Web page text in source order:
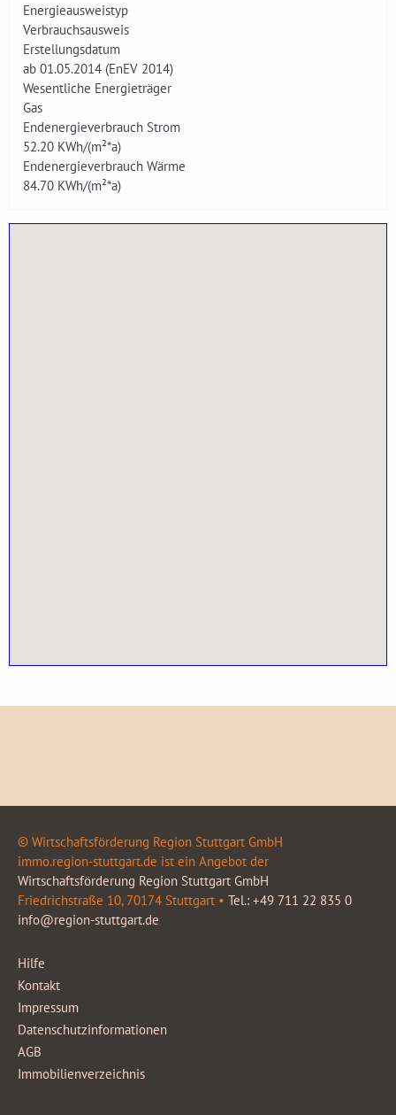
Energieausweistyp
Verbrauchsausweis
Erstellungsdatum
ab 01.05.2014 (EnEV 2014)
Wesentliche Energieträger
Gas
Endenergieverbrauch Strom
52.20 KWh/(m²*a)
Endenergieverbrauch Wärme
84.70 KWh/(m²*a)
© Wirtschaftsförderung Region Stuttgart GmbH
immo.region-stuttgart.de ist ein Angebot der
Wirtschaftsförderung Region Stuttgart GmbH
Friedrichstraße 10, 70174 Stuttgart • Tel.: +49 711 22 835 0
info@region-stuttgart.de
Hilfe
Kontakt
Impressum
Datenschutzinformationen
AGB
Immobilienverzeichnis